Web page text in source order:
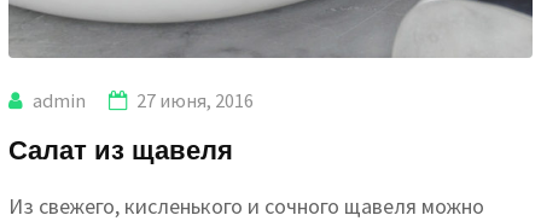
admin 27 июня, 2016
Салат из щавеля
Из свежего, кисленького и сочного щавеля можно